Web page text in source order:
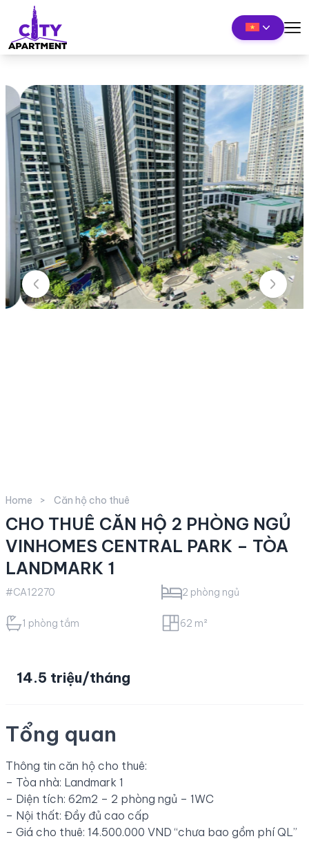
Home Căn hộ cho thuê
CHO THUÊ CĂN HỘ 2 PHÒNG NGỦ
VINHOMES CENTRAL PARK – TÒA
LANDMARK 1
#CA12270 2 phòng ngủ
1 phòng tắm 62 m²
14.5 triệu/tháng
Tổng quan
Thông tin căn hộ cho thuê:
– Tòa nhà: Landmark 1
– Diện tích: 62m2 – 2 phòng ngủ – 1WC
– Nội thất: Đầy đủ cao cấp
– Giá cho thuê: 14.500.000 VND “chưa bao gồm phí QL”